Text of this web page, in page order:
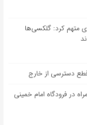
متهم کرد: گلکسی‌ها
دسترسی از خارج
در فرودگاه امام خمینی